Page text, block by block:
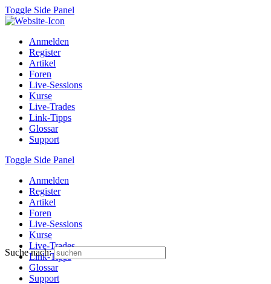
Toggle Side Panel
Anmelden
Register
Artikel
Foren
Live-Sessions
Kurse
Live-Trades
Link-Tipps
Glossar
Support
Toggle Side Panel
Anmelden
Register
Artikel
Foren
Live-Sessions
Kurse
Live-Trades
Link-Tipps
Glossar
Support
Suche nach: